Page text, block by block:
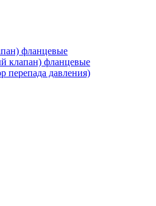
фланцевые
клапан) фланцевые
перепада давления)